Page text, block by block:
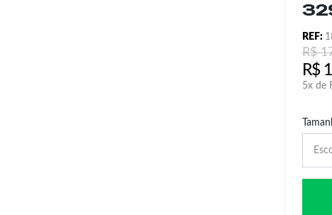
REF:
R$
R$
5x de